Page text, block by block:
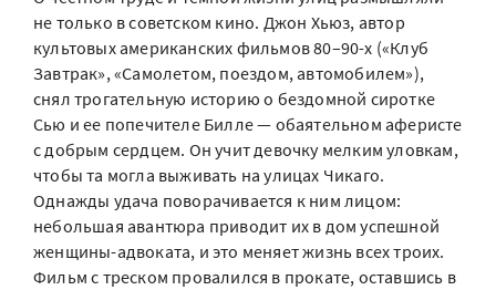
не только в советском кино. Джон Хьюз, автор
культовых американских фильмов 80–90-х («Клуб
Завтрак», «Самолетом, поездом, автомобилем»),
снял трогательную историю о бездомной сиротке
Сью и ее попечителе Билле — обаятельном аферисте
с добрым сердцем. Он учит девочку мелким уловкам,
чтобы та могла выживать на улицах Чикаго.
Однажды удача поворачивается к ним лицом:
небольшая авантюра приводит их в дом успешной
женщины-адвоката, и это меняет жизнь всех троих.
Фильм с треском провалился в прокате, оставшись в